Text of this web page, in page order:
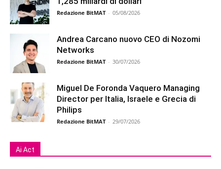
Redazione BitMAT - 05/08/2026
Andrea Carcano nuovo CEO di Nozomi
Networks
Redazione BitMAT - 30/07/2026
Miguel De Foronda Vaquero Managing
Director per Italia, Israele e Grecia di
Philips
Redazione BitMAT - 29/07/2026
Ai Act